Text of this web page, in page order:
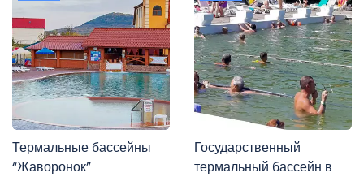
Термальные бассейны
“Жаворонок”
Государственный
термальный бассейн в